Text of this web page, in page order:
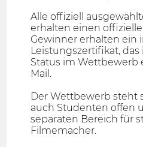
Alle offiziell
erhalten einen
Gewinner erhalten ein
Leistungszertifikat,
Status im Wettbewerb
Mail.
Der Wettbewerb steht
auch Studenten offen
separaten Bereich für
Filmemacher.